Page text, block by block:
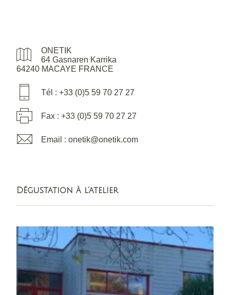
ONETIK
64 Gasnaren Karrika
64240 MACAYE FRANCE
Tél : +33 (0)5 59 70 27 27
Fax : +33 (0)5 59 70 27 27
Email : onetik@onetik.com
Dégustation à l'atelier